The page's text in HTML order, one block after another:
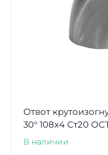
Отвот
30° 108х4 Ст20
В наличии